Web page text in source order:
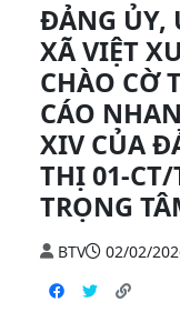
ĐẢNG ỦY,
XÃ VIỆT
CHÀO CỜ
CÁO
XIV CỦA
THỊ 01-
TRỌNG
BTV
02/02/